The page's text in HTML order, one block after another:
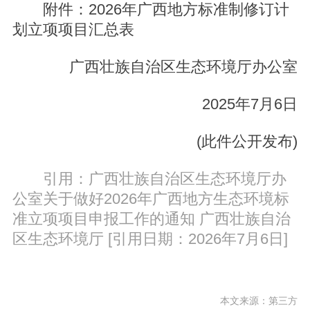
附件：2026年广西地方标准制修订计
划立项项目汇总表
广西壮族自治区生态环境厅办公室
2025年7月6日
(此件公开发布)
引用：广西壮族自治区生态环境厅办
公室关于做好2026年广西地方生态环境标
准立项项目申报工作的通知 广西壮族自治
区生态环境厅 [引用日期：2026年7月6日]
本文来源：第三方